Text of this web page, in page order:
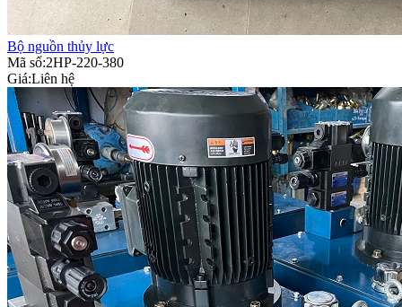
Bộ nguồn thủy lực
Mã số:2HP-220-380
Giá:Liên hệ